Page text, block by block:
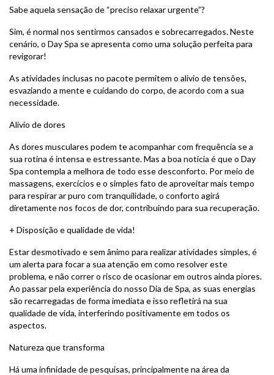
Sabe aquela sensação de “preciso relaxar urgente”?
Sim, é normal nos sentirmos cansados e sobrecarregados. Neste
cenário, o Day Spa se apresenta como uma solução perfeita para
revigorar!
As atividades inclusas no pacote permitem o alívio de tensões,
esvaziando a mente e cuidando do corpo, de acordo com a sua
necessidade.
Alívio de dores
As dores musculares podem te acompanhar com frequência se a
sua rotina é intensa e estressante. Mas a boa notícia é que o Day
Spa contempla a melhora de todo esse desconforto. Por meio de
massagens, exercícios e o simples fato de aproveitar mais tempo
para respirar ar puro com tranquilidade, o conforto agirá
diretamente nos focos de dor, contribuindo para sua recuperação.
+ Disposição e qualidade de vida!
Estar desmotivado e sem ânimo para realizar atividades simples, é
um alerta para focar a sua atenção em como resolver este
problema, e não correr o risco de ocasionar em outros ainda piores.
Ao passar pela experiência do nosso Dia de Spa, as suas energias
são recarregadas de forma imediata e isso refletirá na sua
qualidade de vida, interferindo positivamente em todos os
aspectos.
Natureza que transforma
Há uma infinidade de pesquisas, principalmente na área da